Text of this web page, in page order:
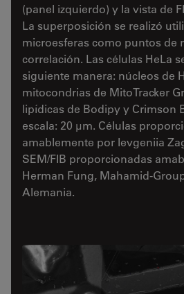
(panel izquierdo) y la vista de
La superposición se realizó
microesferas como puntos de
correlación. Las células HeLa
siguiente manera: núcleos de
mitocondrias de MitoTracker
lipídicas de Bodipy y Crimson
escala: 20 µm. Células
amablemente por Ievgeniia
SEM/FIB proporcionadas
Herman Fung, Mahamid-
Alemania.